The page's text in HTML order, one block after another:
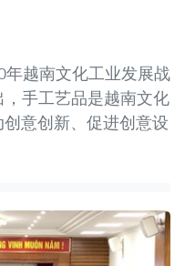
年越南文化工业发展战
手工艺品是越南文化
意创新、促进创意设